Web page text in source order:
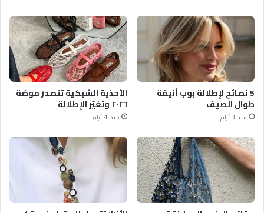
5 نصائح لإطلالة بوب أنيقة
طوال الصيف
منذ 3 أيام
الأحذية الشبكية تتصدر موضة
٢٠٢٦ وتغيّر الإطلالة
منذ 4 أيام